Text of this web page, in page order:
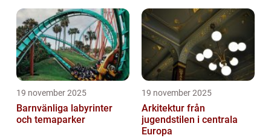
19 november 2025
Barnvänliga labyrinter
och temaparker
19 november 2025
Arkitektur från
jugendstilen i centrala
Europa